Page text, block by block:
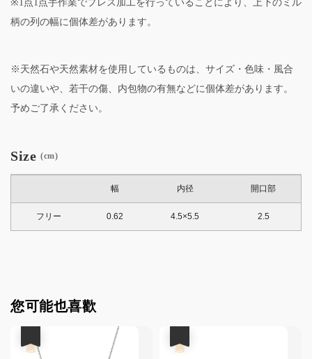
※1点1点手作業でプレス加工を行っていることにより、上下のミル
柄の列の幅に個体差があります。
※天然石や天然素材を使用しているものは、サイズ・色味・風合
いの違いや、若干の傷、内包物の有無などに個体差があります。
予めご了承ください。
Size (cm)
幅 内径 開口部
フリー 0.62 4.5×5.5 2.5
您可能也喜歡